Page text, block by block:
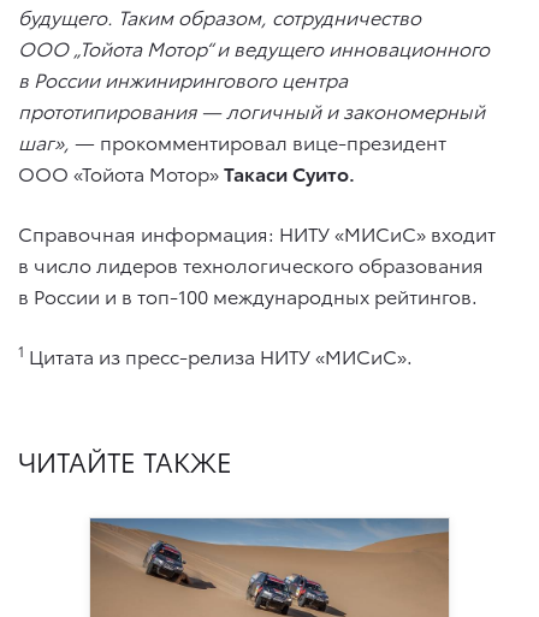
будущего. Таким образом, сотрудничество
ООО „Тойота Мотор“ и ведущего инновационного
в России инжинирингового центра
прототипирования — логичный и закономерный
шаг», — прокомментировал вице-президент
ООО «Тойота Мотор»Такаси Суито.
Справочная информация: НИТУ «МИСиС» входит
в число лидеров технологического образования
в России и в топ-100 международных рейтингов.
1 Цитата из пресс-релиза НИТУ «МИСиС».
ЧИТАЙТЕ ТАКЖЕ